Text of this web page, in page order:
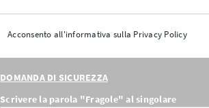
Acconsento all'informativa sulla Privacy Policy
DOMANDA DI SICUREZZA
Scrivere la parola "Fragole" al singolare